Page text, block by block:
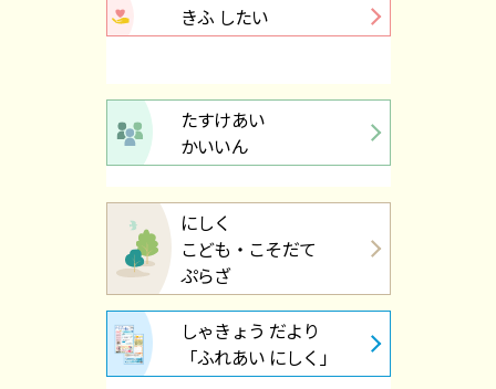
きふ したい
たすけあい
かいいん
にしく
こども・こそだて
ぷらざ
しゃきょう だより
「ふれあい にしく」